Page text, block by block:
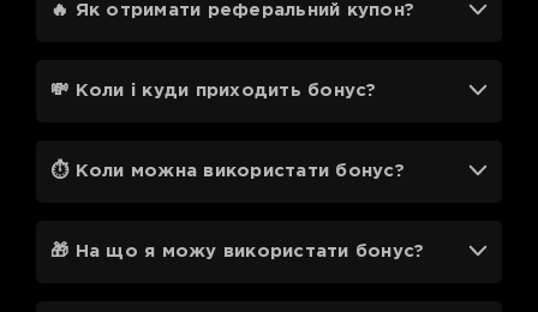
🔥 Як отримати реферальний купон?
💸 Коли і куди приходить бонус?
⏱ Коли можна використати бонус?
🎁 На що я можу використати бонус?